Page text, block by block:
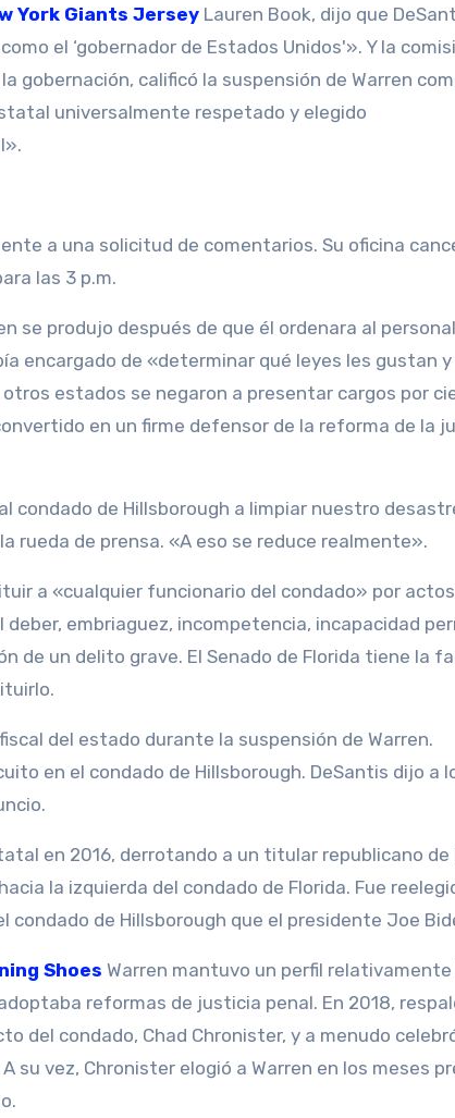
York Giants Jersey Lauren Book, dijo que
el ‘gobernador de Estados Unidos'». Y la
gobernación, calificó la suspensión de Warren
universalmente respetado y elegido
a una solicitud de comentarios. Su oficina
las 3 p.m.
se produjo después de que él ordenara al
encargado de «determinar qué leyes les gustan y
estados se negaron a presentar cargos por
en un firme defensor de la reforma de la
condado de Hillsborough a limpiar nuestro
rueda de prensa. «A eso se reduce realmente».
a «cualquier funcionario del condado» por
embriaguez, incompetencia, incapacidad
de un delito grave. El Senado de Florida tiene la
del estado durante la suspensión de Warren.
en el condado de Hillsborough. DeSantis dijo a
en 2016, derrotando a un titular republicano de
la izquierda del condado de Florida. Fue
de Hillsborough que el presidente Joe
Shoes Warren mantuvo un perfil relativamente
reformas de justicia penal. En 2018,
del condado, Chad Chronister, y a menudo
su vez, Chronister elogió a Warren en los meses